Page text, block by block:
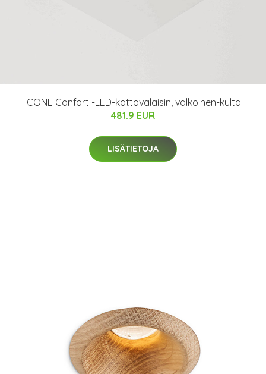
ICONE Confort -LED-kattovalaisin, valkoinen-kulta
481.9 EUR
LISÄTIETOJA